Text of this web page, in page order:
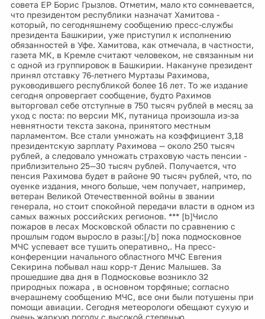
совета ЕР Борис Грызлов. Отметим, мало кто сомневается,
что президентом республики назначат Хамитова -
который, по сегодняшнему сообщению пресс-службы
президента Башкирии, уже приступил к исполнению
обязанностей в Уфе. Хамитова, как отмечала, в частности,
газета МК, в Кремле считают человеком, не связанным ни
с одной из группировок в Башкирии. Накануне президент
принял отставку 76-летнего Муртазы Рахимова,
руководившего республикой более 16 лет. То же издание
сегодня опровергает сообщение, будто Рахимов
выторговал себе отступные в 750 тысяч рублей в месяц за
уход с поста: по версии МК, путаница произошла из-за
невнятности текста закона, принятого местным
парламентом. Все стали умножать на коэффициент 3,18
президентскую зарплату Рахимова — около 250 тысяч
рублей, а следовало умножать страховую часть пенсии -
приблизительно 25—30 тысяч рублей. Получается, что
пенсия Рахимова будет в районе 90 тысяч рублей, что, по
оуенке издания, много больше, чем получает, например,
ветеран Великой Отечественной войны в звании
генерала, но стоит спокойной передачи власти в одном из
самых важных российских регионов. *** [b]Число
пожаров в лесах Московской области по сравнению с
прошлым годом выросло в разы:[/b] пока подмосковное
МЧС успевает все тушить оперативно,. На пресс-
конференции начального областного МЧС Евгения
Секирина побывал наш корр-т Денис Малышев. За
прошедшие два дня в Подмосковье возникло 32
природных пожара , в основном торфяные; согласно
вчерашнему сообщению МЧС, все они были потушены при
помощи авиации. Сегодня метеорологи обещают сухую и
очень жаркую погоду с высокой степенью